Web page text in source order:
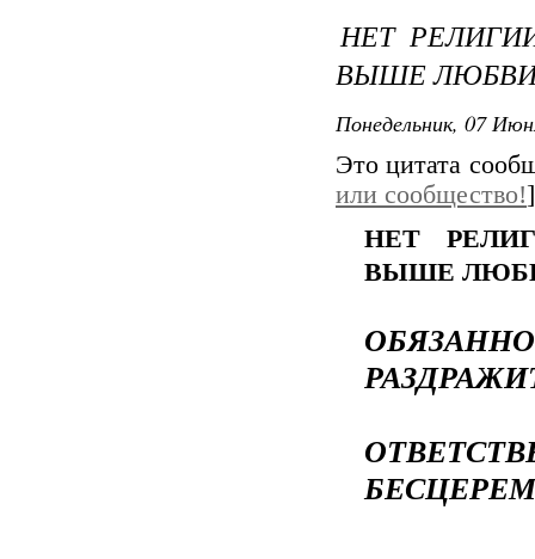
НЕТ
ВЫШЕ
Понедельник, 07
Это цитата
или сообщество!]
НЕТ
ВЫШЕ